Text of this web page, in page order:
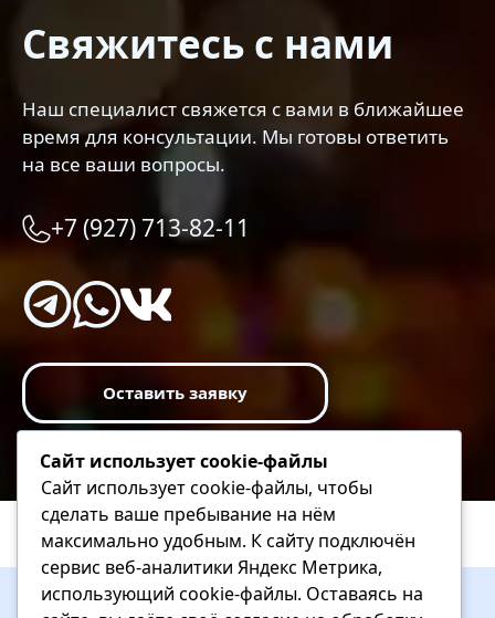
Свяжитесь с нами
Наш специалист свяжется с вами в ближайшее
время для консультации. Мы готовы ответить
на все ваши вопросы.
+7 (927) 713-82-11
Оставить заявку
Сайт использует cookie-файлы
Сайт использует cookie-файлы, чтобы
сделать ваше пребывание на нём
максимально удобным. К cайту подключён
сервис веб-аналитики Яндекс Метрика,
использующий cookie-файлы. Оставаясь на